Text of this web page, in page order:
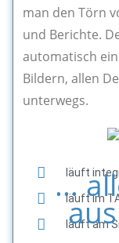
man den Törn
und Berichte.
automatisch
Bildern, allen
unterwegs.
läuft
läuft im
läuft am
...